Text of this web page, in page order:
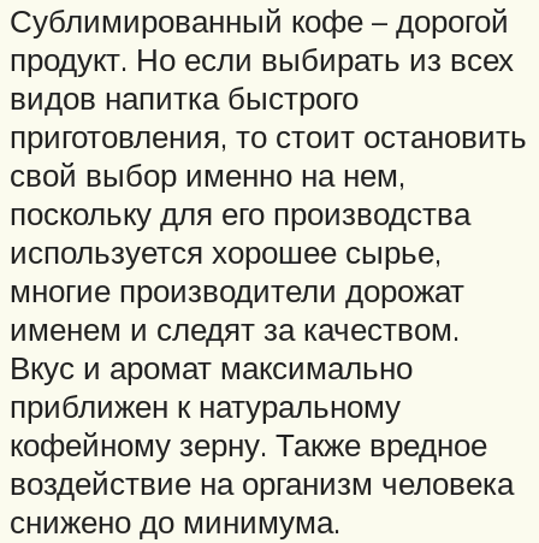
Сублимированный кофе – дорогой
продукт. Но если выбирать из всех
видов напитка быстрого
приготовления, то стоит остановить
свой выбор именно на нем,
поскольку для его производства
используется хорошее сырье,
многие производители дорожат
именем и следят за качеством.
Вкус и аромат максимально
приближен к натуральному
кофейному зерну. Также вредное
воздействие на организм человека
снижено до минимума.